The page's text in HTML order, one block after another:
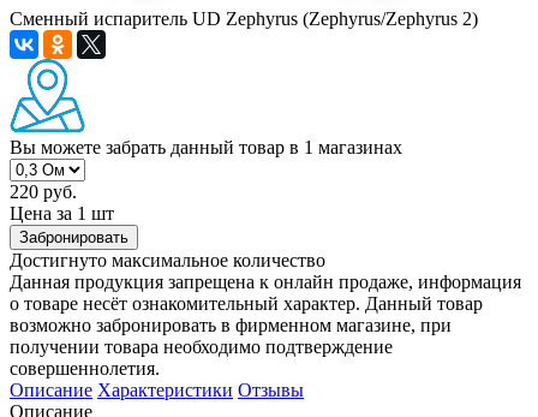
Сменный испаритель UD Zephyrus (Zephyrus/Zephyrus 2)
Вы можете забрать данный товар в 1 магазинах
220 руб.
Цена за 1 шт
Забронировать
Достигнуто максимальное количество
Данная продукция запрещена к онлайн продаже, информация
о товаре несёт ознакомительный характер. Данный товар
возможно забронировать в фирменном магазине, при
получении товара необходимо подтверждение
совершеннолетия.
Описание Характеристики Отзывы
Описание